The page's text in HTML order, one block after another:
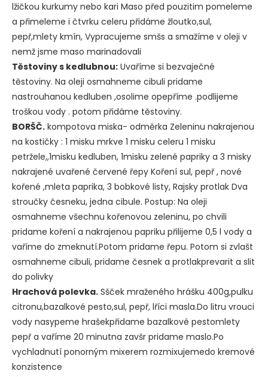
lžičkou kurkumy nebo kari Maso před pouzitim pomeleme
a přimeleme i čtvrku celeru přidáme žloutko,sul,
pepř,mlety kmín, Vypracujeme smšs a smažíme v oleji v
nemž jsme maso marinadovali
Těstoviny s kedlubnou: Uvaříme si bezvaječné
těstoviny. Na oleji osmahneme cibuli pridame
nastrouhanou kedluben ,osolime opepříme .podlijeme
troškou vody . potom přidáme těstoviny.
BORŠČ. kompotova miska- odměrka Zeleninu nakrajenou
na kostičky : 1 misku mrkve 1 misku celeru 1 misku
petržele,,1misku kedluben, 1misku zelené papriky a 3 misky
nakrajené uvařené červené řepy Koření sul, pepř , nové
kořené ,mleta paprika, 3 bobkové listy, Rajsky protlak Dva
stroučky česneku, jedna cibule. Postup: Na oleji
osmahneme všechnu kořenovou zeleninu, po chvili
pridame koření a nakrajenou papriku přilijeme 0,5 l vody a
vaříme do zmeknutí.Potom pridame řepu. Potom si zvlašt
osmahneme cibuli, pridame česnek a protlakprevarit a slit
do polivky
Hrachová polevka. Sšček mraženého hrášku 400g,pulku
citronu,bazalkové pesto,sul, pepř, lříci masla.Do litru vrouci
vody nasypeme hrašekpřidame bazalkové pestomlety
pepř a vaříme 20 minutna zavšr pridame maslo.Po
vychladnutí ponorným mixerem rozmixujemedo kremové
konzistence